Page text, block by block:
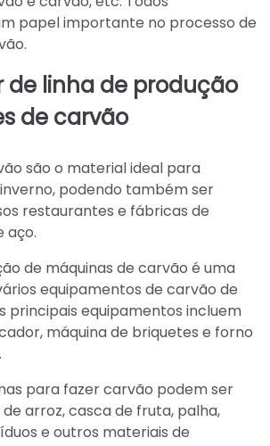
papel importante no processo de
de linha de produção
de carvão
são o material ideal para
podendo também ser
restaurantes e fábricas de
aço.
de máquinas de carvão é uma
equipamentos de carvão de
principais equipamentos incluem
máquina de briquetes e forno
para fazer carvão podem ser
arroz, casca de fruta, palha,
e outros materiais de